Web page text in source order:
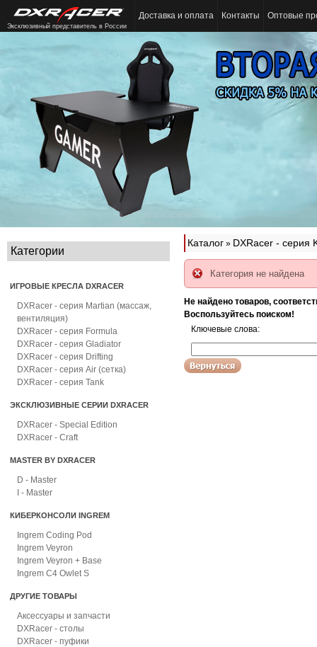
Эксклюзивный представитель в России
Доставка и оплата Контакты Оптовые
Категории
ИГРОВЫЕ КРЕСЛА DXRACER
DXRacer - серия Martian (массаж,
вентиляция)
DXRacer - серия Formula
DXRacer - серия Gladiator
DXRacer - серия Drifting
DXRacer - серия Air (сетка)
DXRacer - серия Tank
ЭКСКЛЮЗИВНЫЕ СЕРИИ DXRACER
DXRacer - Special Edition
DXRacer - Craft
MASTER BY DXRACER
D - Master
I - Master
КИБЕРКОНСОЛИ INGREM
Ingrem Coding Pod
Ingrem Veyron
Ingrem Veyron + Base
Ingrem C4 Owlet S
ДРУГИЕ ТОВАРЫ
Аксессуары и запчасти
DXRacer - столы
DXRacer - пуфики
Каталог » DXRacer - серия
Категория не найдена
Не найдено товаров,
Воспользуйтесь поиском!
Ключевые слова: